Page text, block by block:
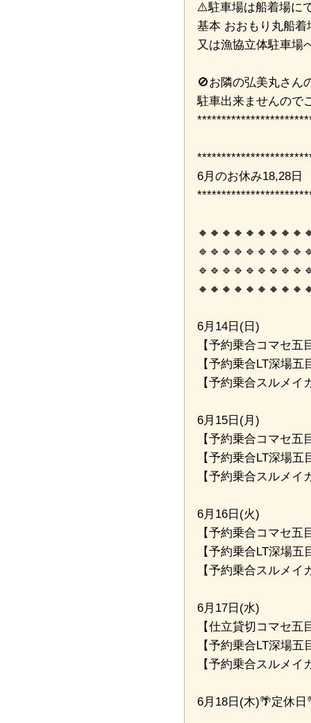
⚠️駐車場は船着場に
基本 おおもり丸船着
又は漁協立体駐車場
🚫お隣の弘美丸さん
駐車出来ませんので
6月のお休み18,28日
6月14日(日)
【予約乗合コマセ五
【予約乗合LT深場
【予約乗合スルメ
6月15日(月)
【予約乗合コマセ五
【予約乗合LT深場
【予約乗合スルメ
6月16日(火)
【予約乗合コマセ五
【予約乗合LT深場
【予約乗合スルメ
6月17日(水)
【仕立貸切コマセ五
【予約乗合LT深場
【予約乗合スルメ
6月18日(木)🌴定休日